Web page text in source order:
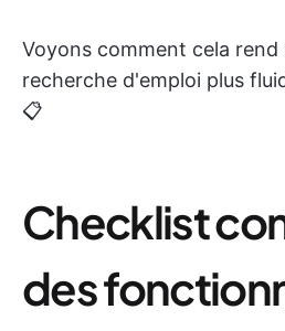
Voyons comment cela rend
recherche d'emploi plus
📋
Checklist
des